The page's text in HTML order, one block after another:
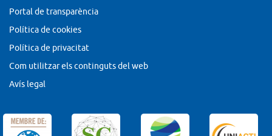
Portal de transparència
Política de cookies
Política de privacitat
Com utilitzar els continguts del web
Avís legal